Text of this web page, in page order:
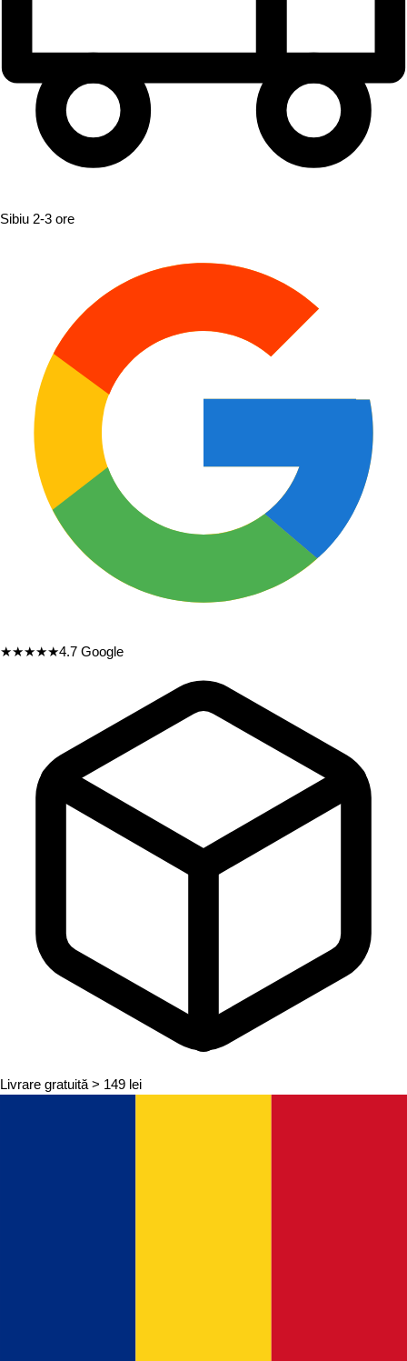
Sibiu 2-3 ore
★★★★★4.7 Google
Livrare gratuită > 149 lei